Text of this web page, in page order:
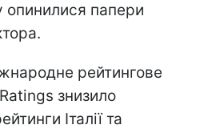
опинилися папери
рейтингове
знизило
Італії та